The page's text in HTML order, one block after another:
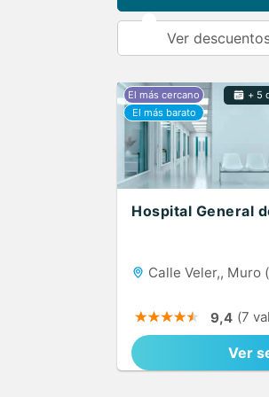
Ver
+ 5
Hospital General
Calle Veler,, Muro
9,4 (7
Ver